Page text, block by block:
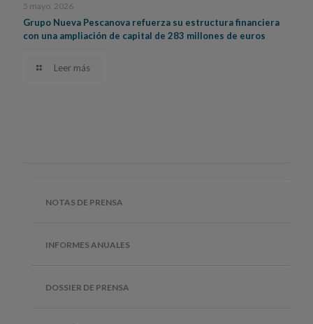
5 mayo, 2026
Grupo Nueva Pescanova refuerza su estructura financiera
con una ampliación de capital de 283 millones de euros
Leer más
NOTAS DE PRENSA
INFORMES ANUALES
DOSSIER DE PRENSA